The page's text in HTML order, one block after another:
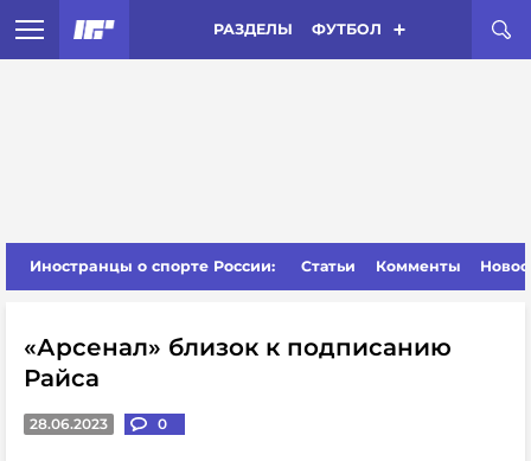
РАЗДЕЛЫ ФУТБОЛ
Иностранцы о спорте России: Статьи Комменты
«Арсенал» близок к подписанию
Райса
28.06.2023 0